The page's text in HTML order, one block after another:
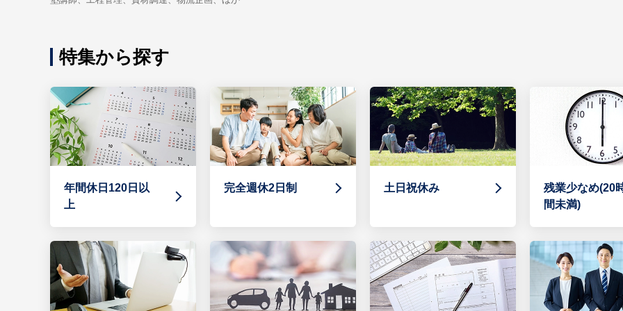
特集から探す
年間休日120日以
上
完全週休2日制 土日祝休み
残業少なめ(20
間未満)